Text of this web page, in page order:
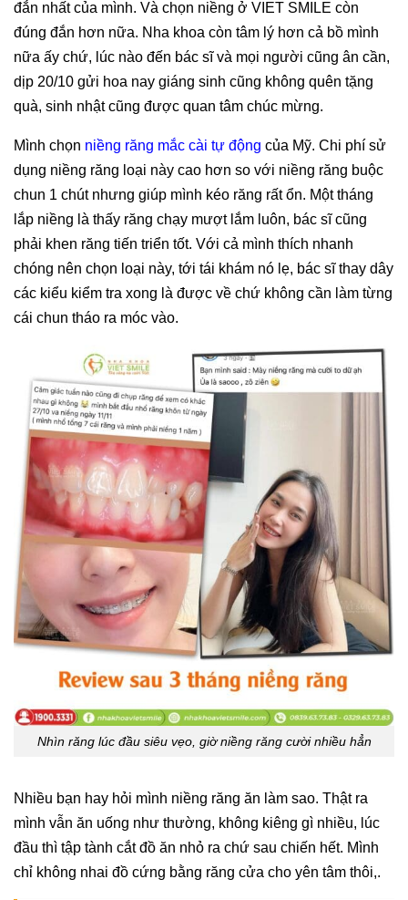
đắn nhất của mình. Và chọn niềng ở VIET SMILE còn
đúng đắn hơn nữa. Nha khoa còn tâm lý hơn cả bồ mình
nữa ấy chứ, lúc nào đến bác sĩ và mọi người cũng ân cần,
dịp 20/10 gửi hoa nay giáng sinh cũng không quên tặng
quà, sinh nhật cũng được quan tâm chúc mừng.
Mình chọn niềng răng mắc cài tự động của Mỹ. Chi phí sử
dụng niềng răng loại này cao hơn so với niềng răng buộc
chun 1 chút nhưng giúp mình kéo răng rất ổn. Một tháng
lắp niềng là thấy răng chạy mượt lắm luôn, bác sĩ cũng
phải khen răng tiến triển tốt. Với cả mình thích nhanh
chóng nên chọn loại này, tới tái khám nó lẹ, bác sĩ thay dây
các kiểu kiểm tra xong là được về chứ không cần làm từng
cái chun tháo ra móc vào.
Nhìn răng lúc đầu siêu vẹo, giờ niềng răng cười nhiều hẳn
Nhiều bạn hay hỏi mình niềng răng ăn làm sao. Thật ra
mình vẫn ăn uống như thường, không kiêng gì nhiều, lúc
đầu thì tập tành cắt đồ ăn nhỏ ra chứ sau chiến hết. Mình
chỉ không nhai đồ cứng bằng răng cửa cho yên tâm thôi,.